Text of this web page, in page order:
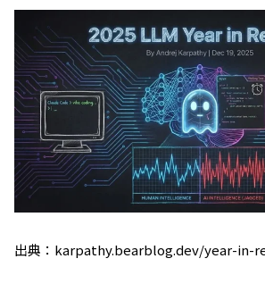
出典：karpathy.bearblog.dev/year-in-